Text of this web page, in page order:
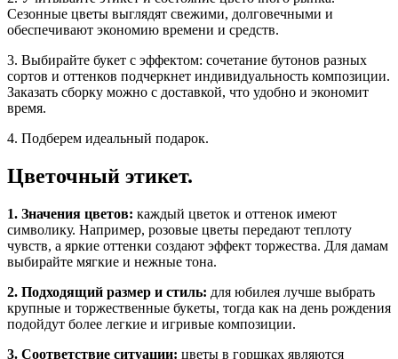
Сезонные цветы выглядят свежими, долговечными и
обеспечивают экономию времени и средств.
3. Выбирайте букет с эффектом: сочетание бутонов разных
сортов и оттенков подчеркнет индивидуальность композиции.
Заказать сборку можно с доставкой, что удобно и экономит
время.
4. Подберем идеальный подарок.
Цветочный этикет.
1. Значения цветов: каждый цветок и оттенок имеют
символику. Например, розовые цветы передают теплоту
чувств, а яркие оттенки создают эффект торжества. Для дамам
выбирайте мягкие и нежные тона.
2. Подходящий размер и стиль: для юбилея лучше выбрать
крупные и торжественные букеты, тогда как на день рождения
подойдут более легкие и игривые композиции.
3. Соответствие ситуации: цветы в горшках являются